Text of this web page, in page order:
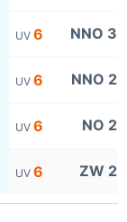
UV 6 NNO 3
UV 6 NNO 2
UV 6 NO 2
UV 6 ZW 2